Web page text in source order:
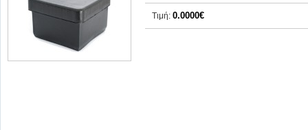
Τιμή: 0.0000€